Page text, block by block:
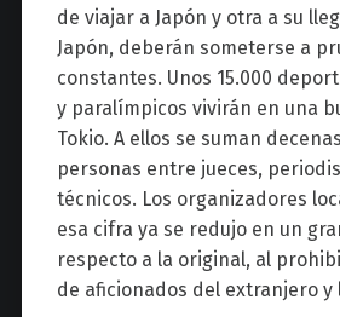
de viajar a Japón y otra a su
Japón, deberán someterse a
constantes. Unos 15.000
y paralímpicos vivirán en una
Tokio. A ellos se suman
personas entre jueces,
técnicos. Los organizadores
esa cifra ya se redujo en un
respecto a la original, al
de aficionados del extranjero y